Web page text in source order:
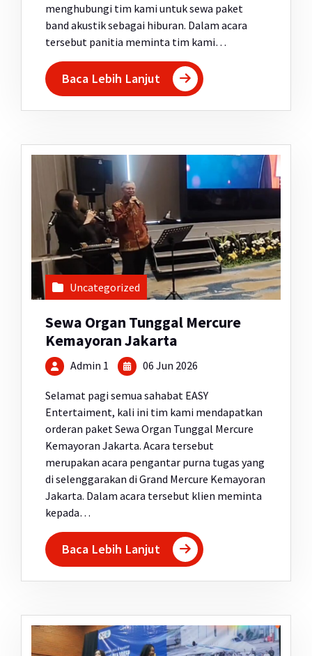
menghubungi tim kami untuk sewa paket
band akustik sebagai hiburan. Dalam acara
tersebut panitia meminta tim kami…
Baca Lebih Lanjut
Uncategorized
Sewa Organ Tunggal Mercure
Kemayoran Jakarta
Admin 1 06 Jun 2026
Selamat pagi semua sahabat EASY
Entertaiment, kali ini tim kami mendapatkan
orderan paket Sewa Organ Tunggal Mercure
Kemayoran Jakarta. Acara tersebut
merupakan acara pengantar purna tugas yang
di selenggarakan di Grand Mercure Kemayoran
Jakarta. Dalam acara tersebut klien meminta
kepada…
Baca Lebih Lanjut